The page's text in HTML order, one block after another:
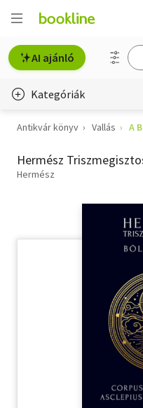
AI ajánló
Kategóriák
Életmód, egészség
Erotika
Társadalomtudomány
Antikvár könyv Vallás A
Hermész
Hermész